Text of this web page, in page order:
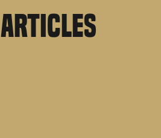
articles